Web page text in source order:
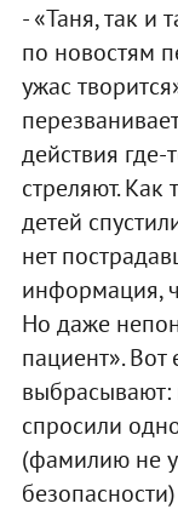
- «Таня, так и
по новостям
ужас
действия
стреляют. Как
детей
нет
информация,
Но даже
пациент». Вот
выбрасывают:
спросили
(фамилию не